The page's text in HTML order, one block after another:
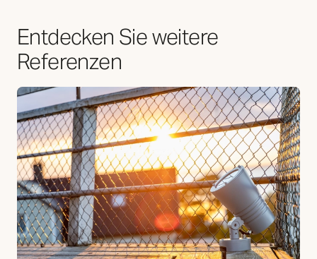
Entdecken Sie weitere
Referenzen